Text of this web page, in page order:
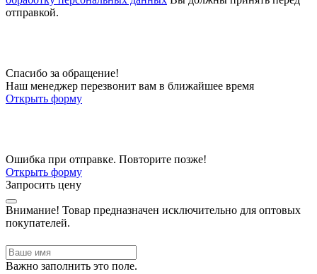
отправкой.
Спасибо за обращение!
Наш менеджер перезвонит вам в ближайшее время
Открыть форму
Ошибка при отправке. Повторите позже!
Открыть форму
Запросить цену
Внимание! Товар предназначен исключительно для оптовых
покупателей.
Важно заполнить это поле.